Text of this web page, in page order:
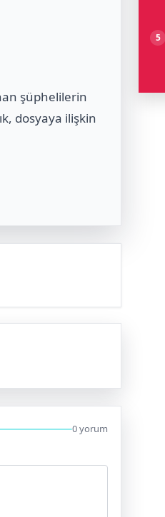
şüphelilerin
dosyaya ilişkin
0 yorum
5